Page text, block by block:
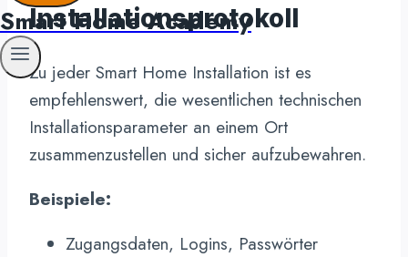
Smart Home Academy
Installationsprotokoll
Zu jeder Smart Home Installation ist es
empfehlenswert, die wesentlichen technischen
Installationsparameter an einem Ort
zusammenzustellen und sicher aufzubewahren.
Beispiele:
Zugangsdaten, Logins, Passwörter